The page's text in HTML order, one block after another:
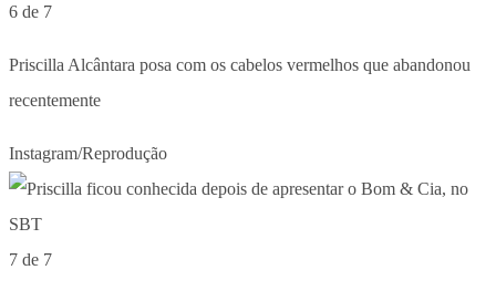
6 de 7
Priscilla Alcântara posa com os cabelos vermelhos que abandonou
recentemente
Instagram/Reprodução
7 de 7